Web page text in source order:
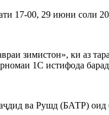
17-00, 29 июни соли
зимистон», ки аз
1C истифода
ва Рушд (БАТР) оид